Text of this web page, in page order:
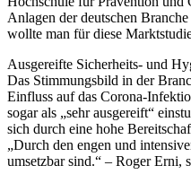
Anlagen der deutschen
wollte man für diese
Ausgereifte Sicherheits- und
Das Stimmungsbild in der
Einfluss auf das Corona-
sogar als „sehr ausgereift“
sich durch eine hohe
„Durch den engen und
umsetzbar sind.“ – Roger Erni,